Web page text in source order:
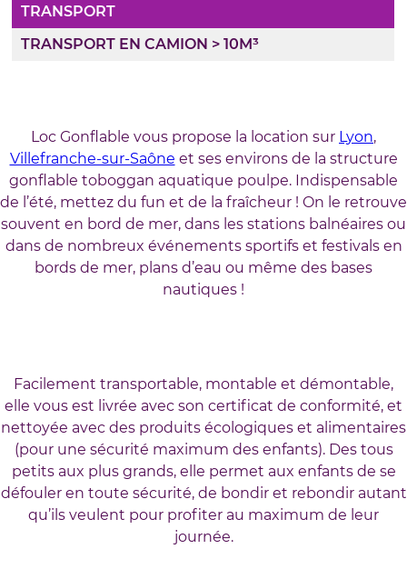
TRANSPORT
TRANSPORT EN CAMION > 10M³
Loc Gonflable vous propose la location sur Lyon,
Villefranche-sur-Saône et ses environs de la structure
gonflable toboggan aquatique poulpe. Indispensable
de l’été, mettez du fun et de la fraîcheur ! On le retrouve
souvent en bord de mer, dans les stations balnéaires ou
dans de nombreux événements sportifs et festivals en
bords de mer, plans d’eau ou même des bases
nautiques !
Facilement transportable, montable et démontable,
elle vous est livrée avec son certificat de conformité, et
nettoyée avec des produits écologiques et alimentaires
(pour une sécurité maximum des enfants). Des tous
petits aux plus grands, elle permet aux enfants de se
défouler en toute sécurité, de bondir et rebondir autant
qu’ils veulent pour profiter au maximum de leur
journée.